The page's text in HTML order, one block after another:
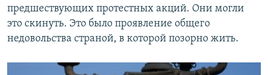
предшествующих протестных акций. Они могли
это скинуть. Это было проявление общего
недовольства страной, в которой позорно жить.